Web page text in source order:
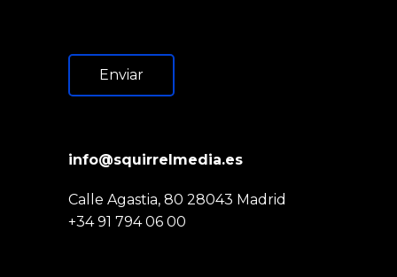
Enviar
info@squirrelmedia.es
Calle Agastia, 80 28043 Madrid
+34 91 794 06 00